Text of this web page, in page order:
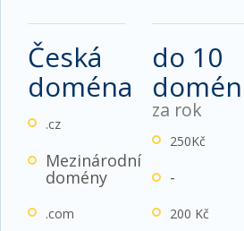
Česká
doména
.cz
Mezinárodní
domény
.com
do 10
domén
za rok
250Kč
-
200 Kč